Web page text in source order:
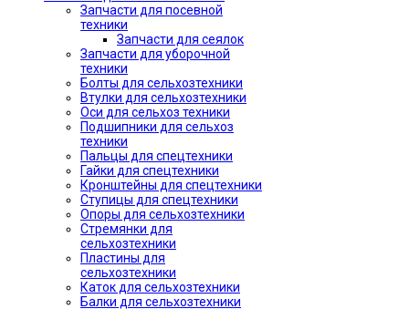
Запчасти для посевной
техники
Запчасти для сеялок
Запчасти для уборочной
техники
Болты для сельхозтехники
Втулки для сельхозтехники
Оси для сельхоз техники
Подшипники для сельхоз
техники
Пальцы для спецтехники
Гайки для спецтехники
Кронштейны для спецтехники
Ступицы для спецтехники
Опоры для сельхозтехники
Стремянки для
сельхозтехники
Пластины для
сельхозтехники
Каток для сельхозтехники
Балки для сельхозтехники